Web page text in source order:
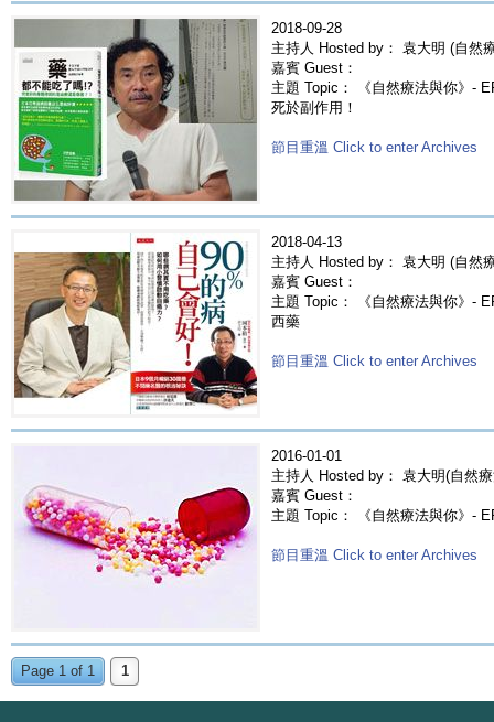
2018-09-28
主持人 Hosted by： 袁大明 (自然
嘉賓 Guest：
主題 Topic： 《自然療法與你》-
死於副作用！
節目重溫 Click to enter Archives
2018-04-13
主持人 Hosted by： 袁大明 (自然
嘉賓 Guest：
主題 Topic： 《自然療法與你》-
西藥
節目重溫 Click to enter Archives
2016-01-01
主持人 Hosted by： 袁大明(自然
嘉賓 Guest：
主題 Topic： 《自然療法與你》-
節目重溫 Click to enter Archives
Page 1 of 1 1